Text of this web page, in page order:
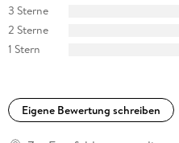
3 Sterne
2 Sterne
1 Stern
Eigene Bewertung schreiben